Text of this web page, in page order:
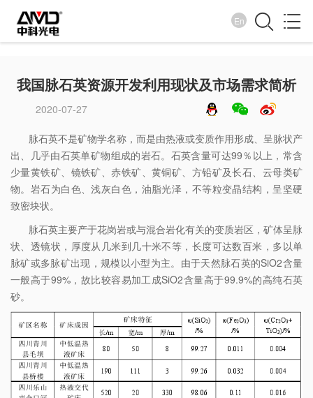
En
企业新闻
我国脉石英资源开发利用现状及市场需求简析
2020-07-27
脉石英不是矿物学名称，而是由热液或变质作用形成、呈脉状产
出、几乎由石英单矿物组成的岩石。石英含量可达99％以上，常含
少量黄铁矿、镜铁矿、赤铁矿、黄铜矿、方铅矿及长石、云母类矿
物。岩石为白色、浅灰白色，油脂光泽，不等粒变晶结构，呈坚硬
致密块状。
脉石英主要产于花岗岩或与混合岩化有关的变质岩区，矿体呈脉
状、透镜状，厚度从几米到几十米不等，长度可达数百米，多以单
脉矿或多脉矿出现，规模以小型为主。由于天然脉石英的SiO2含量
一般高于99%，故比较容易加工成SiO2含量高于99.9%的高纯石英
砂。